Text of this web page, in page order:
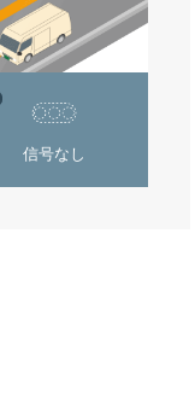
信号なし